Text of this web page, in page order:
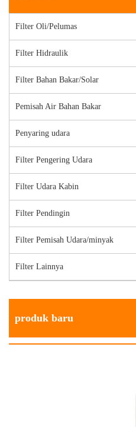
Filter Oli/Pelumas
Filter Hidraulik
Filter Bahan Bakar/Solar
Pemisah Air Bahan Bakar
Penyaring udara
Filter Pengering Udara
Filter Udara Kabin
Filter Pendingin
Filter Pemisah Udara/minyak
Filter Lainnya
produk baru